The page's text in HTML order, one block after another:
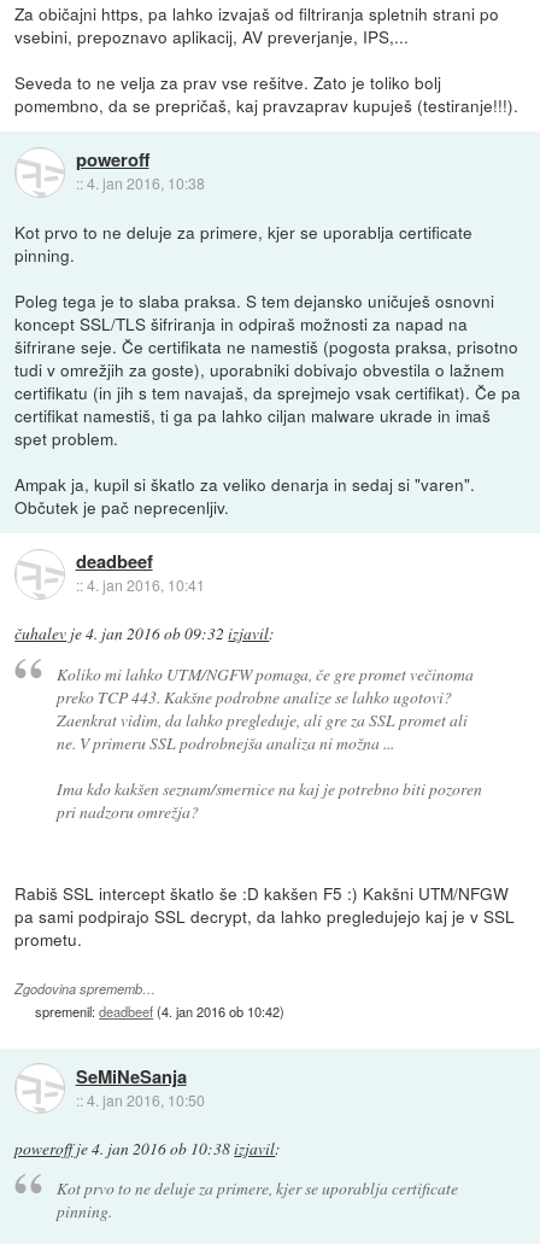
Za običajni https, pa lahko izvajaš od filtriranja spletnih strani po
vsebini, prepoznavo aplikacij, AV preverjanje, IPS,...
Seveda to ne velja za prav vse rešitve. Zato je toliko bolj
pomembno, da se prepričaš, kaj pravzaprav kupuješ (testiranje!!!).
poweroff
::4. jan 2016, 10:38
Kot prvo to ne deluje za primere, kjer se uporablja certificate
pinning.
Poleg tega je to slaba praksa. S tem dejansko uničuješ osnovni
koncept SSL/TLS šifriranja in odpiraš možnosti za napad na
šifrirane seje. Če certifikata ne namestiš (pogosta praksa, prisotno
tudi v omrežjih za goste), uporabniki dobivajo obvestila o lažnem
certifikatu (in jih s tem navajaš, da sprejmejo vsak certifikat). Če pa
certifikat namestiš, ti ga pa lahko ciljan malware ukrade in imaš
spet problem.
Ampak ja, kupil si škatlo za veliko denarja in sedaj si "varen".
Občutek je pač neprecenljiv.
deadbeef
::4. jan 2016, 10:41
čuhalev je4. jan 2016 ob 09:32 izjavil:
Koliko mi lahko UTM/NGFW pomaga, če gre promet večinoma
preko TCP 443. Kakšne podrobne analize se lahko ugotovi?
Zaenkrat vidim, da lahko pregleduje, ali gre za SSL promet ali
ne. V primeru SSL podrobnejša analiza ni možna ...
Ima kdo kakšen seznam/smernice na kaj je potrebno biti pozoren
pri nadzoru omrežja?
Rabiš SSL intercept škatlo še :D kakšen F5 :) Kakšni UTM/NFGW
pa sami podpirajo SSL decrypt, da lahko pregledujejo kaj je v SSL
prometu.
Zgodovina sprememb…
spremenil:deadbeef(4. jan 2016 ob 10:42)
SeMiNeSanja
::4. jan 2016, 10:50
poweroffje4. jan 2016 ob 10:38izjavil:
Kot prvo to ne deluje za primere, kjer se uporablja certificate
pinning.